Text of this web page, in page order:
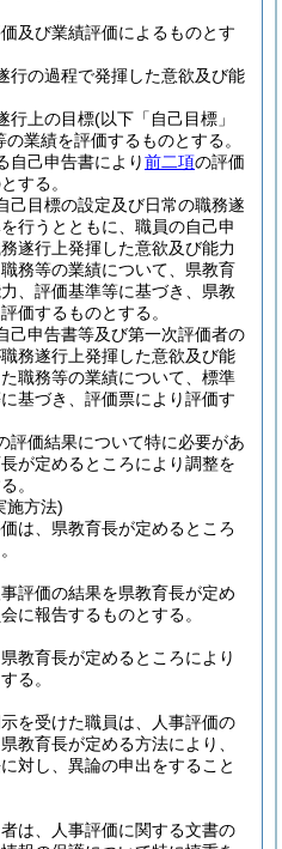
及び業績評価によるものとす
行の過程で発揮した意欲及び能
行上の目標(以下「自己目標」
業績を評価するものとする。
自己申告書により前二項の評価
する。
己目標の設定及び日常の職務遂
行うとともに、職員の自己申
遂行上発揮した意欲及び能力
務等の業績について、県教育
、評価基準等に基づき、県教
価するものとする。
己申告書等及び第一次評価者の
務遂行上発揮した意欲及び能
職務等の業績について、標準
基づき、評価票により評価す
評価結果について特に必要があ
が定めるところにより調整を
。
施方法)
は、県教育長が定めるところ
評価の結果を県教育長が定め
に報告するものとする。
教育長が定めるところにより
る。
を受けた職員は、人事評価の
教育長が定める方法により、
対し、異論の申出をすること
は、人事評価に関する文書の